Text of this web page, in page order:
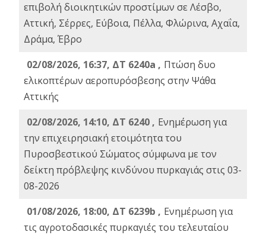
επιβολή διοικητικών προστίμων σε Λέσβο,
Αττική, Σέρρες, Εύβοια, Πέλλα, Φλώρινα, Αχαΐα,
Δράμα, Έβρο
02/08/2026, 16:37, ΔΤ 6240a , Πτώση δυο
ελικοπτέρων αεροπυρόσβεσης στην Ψάθα
Αττικής
02/08/2026, 14:10, ΔΤ 6240 , Ενημέρωση για
την επιχειρησιακή ετοιμότητα του
Πυροσβεστικού Σώματος σύμφωνα με τον
δείκτη πρόβλεψης κινδύνου πυρκαγιάς στις 03-
08-2026
01/08/2026, 18:00, ΔΤ 6239b , Ενημέρωση για
τις αγροτοδασικές πυρκαγιές του τελευταίου